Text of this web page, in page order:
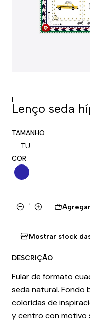
|
Lenço seda
TAMANHO
TU
COR
Cantidad
Mostrar stock
DESCRIÇÃO
Fular de formato
seda natural. Fondo
coloridas de
y centro con motivo